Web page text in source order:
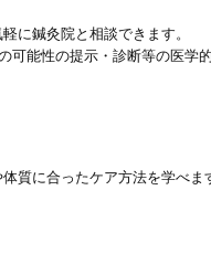
に鍼灸院と相談できます。
能性の提示・診断等の医学
質に合ったケア方法を学べま